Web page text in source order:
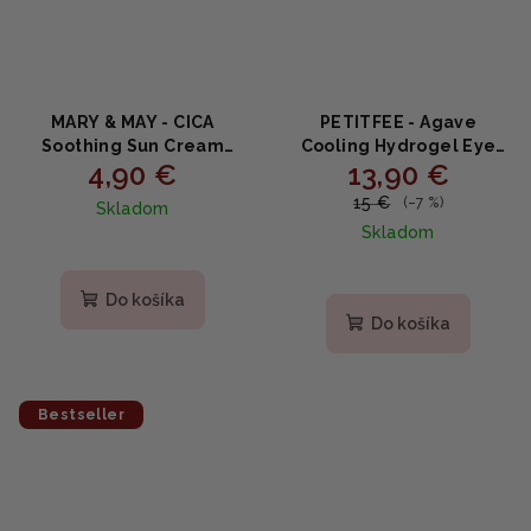
MARY & MAY - CICA
Soothing Sun Cream
SPF50 PA++++ MINI - CICA
opaľovací krém 12ml
4,90 €
Skladom
Do košíka
PETITFEE - Agave
Cooling Hydrogel Eye
Mask - Chladivé náplasti
na očné okolie s
výťažkom z agáve 60ks
13,90 €
15 € (–7 %)
Skladom
produktu
Do košíka
Bestseller